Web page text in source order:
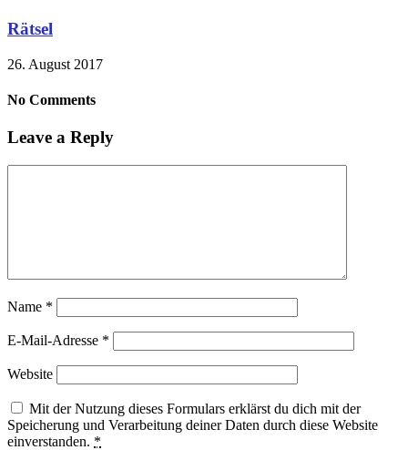
Rätsel
26. August 2017
No Comments
Leave a Reply
Name *
E-Mail-Adresse *
Website
Mit der Nutzung dieses Formulars erklärst du dich mit der
Speicherung und Verarbeitung deiner Daten durch diese Website
einverstanden. *